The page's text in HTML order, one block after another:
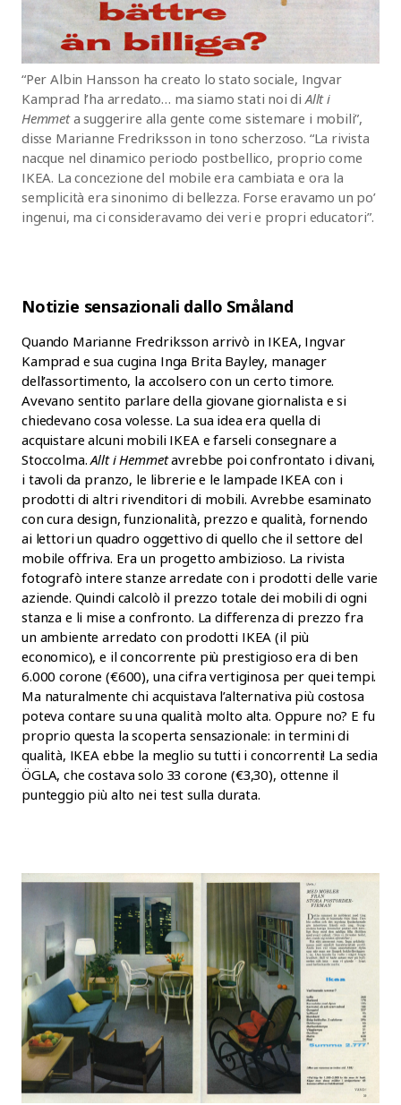
“Per Albin Hansson ha creato lo stato sociale, Ingvar
Kamprad l’ha arredato… ma siamo stati noi diAllt i
Hemmeta suggerire alla gente come sistemare i mobili”,
disse Marianne Fredriksson in tono scherzoso. “La rivista
nacque nel dinamico periodo postbellico, proprio come
IKEA. La concezione del mobile era cambiata e ora la
semplicità era sinonimo di bellezza. Forse eravamo un po’
ingenui, ma ci consideravamo dei veri e propri educatori”.
Notizie sensazionali dallo Småland
Quando Marianne Fredriksson arrivò in IKEA, Ingvar
Kamprad e sua cugina Inga Brita Bayley, manager
dell’assortimento, la accolsero con un certo timore.
Avevano sentito parlare della giovane giornalista e si
chiedevano cosa volesse. La sua idea era quella di
acquistare alcuni mobili IKEA e farseli consegnare a
Stoccolma.Allt i Hemmetavrebbe poi confrontato i divani,
i tavoli da pranzo, le librerie e le lampade IKEA con i
prodotti di altri rivenditori di mobili. Avrebbe esaminato
con cura design, funzionalità, prezzo e qualità, fornendo
ai lettori un quadro oggettivo di quello che il settore del
mobile offriva. Era un progetto ambizioso. La rivista
fotografò intere stanze arredate con i prodotti delle varie
aziende. Quindi calcolò il prezzo totale dei mobili di ogni
stanza e li mise a confronto. La differenza di prezzo fra
un ambiente arredato con prodotti IKEA (il più
economico), e il concorrente più prestigioso era di ben
6.000 corone (€600), una cifra vertiginosa per quei tempi.
Ma naturalmente chi acquistava l’alternativa più costosa
poteva contare su una qualità molto alta. Oppure no? E fu
proprio questa la scoperta sensazionale: in termini di
qualità, IKEA ebbe la meglio su tutti i concorrenti! La sedia
ÖGLA, che costava solo 33 corone (€3,30), ottenne il
punteggio più alto nei test sulla durata.